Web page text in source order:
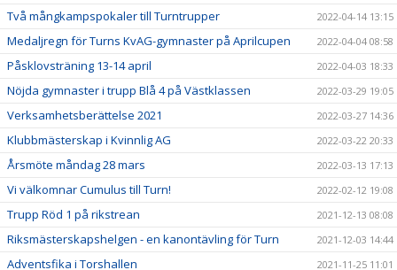
Två mångkampspokaler till Turntrupper 2022-04-14 13:15
Medaljregn för Turns KvAG-gymnaster på Aprilcupen 2022-04-04 08:58
Påsklovsträning 13-14 april 2022-04-03 18:33
Nöjda gymnaster i trupp Blå 4 på Västklassen 2022-03-29 19:05
Verksamhetsberättelse 2021 2022-03-27 14:36
Klubbmästerskap i Kvinnlig AG 2022-03-22 20:33
Årsmöte måndag 28 mars 2022-03-13 17:13
Vi välkomnar Cumulus till Turn! 2022-02-12 19:08
Trupp Röd 1 på rikstrean 2021-12-13 08:08
Riksmästerskapshelgen - en kanontävling för Turn 2021-12-03 14:44
Adventsfika i Torshallen 2021-11-25 11:01